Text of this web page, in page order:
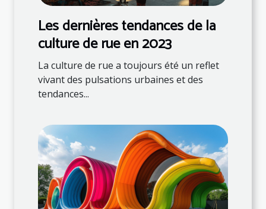
Les dernières tendances de la
culture de rue en 2023
La culture de rue a toujours été un reflet
vivant des pulsations urbaines et des
tendances...